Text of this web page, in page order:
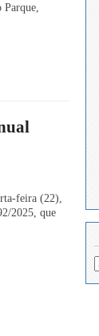
feira (22),
2025, que